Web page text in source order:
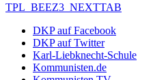
TPL_BEEZ3_NEXTTAB
DKP auf Facebook
DKP auf Twitter
Karl-Liebknecht-Schule
Kommunisten.de